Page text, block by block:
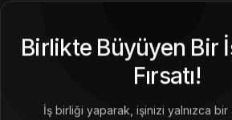
Birlikte Büyüyen Bir
Fırsatı!
İş birliği yaparak, işinizi yalnızca bir